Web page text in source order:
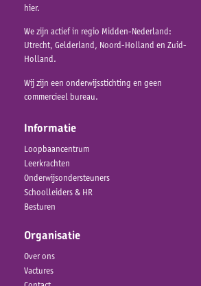
hier.
We zijn actief in regio Midden-Nederland:
Utrecht, Gelderland, Noord-Holland en Zuid-
Holland.
Wij zijn een onderwijsstichting en geen
commercieel bureau.
Informatie
Loopbaancentrum
Leerkrachten
Onderwijsondersteuners
Schoolleiders & HR
Besturen
Organisatie
Over ons
Vactures